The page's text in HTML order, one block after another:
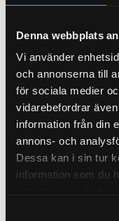
Denna webbplats
Vi använder
och annonserna till
för sociala medier
vidarebefordrar
information från din
annons- och
Dessa kan i sin tur
information som du